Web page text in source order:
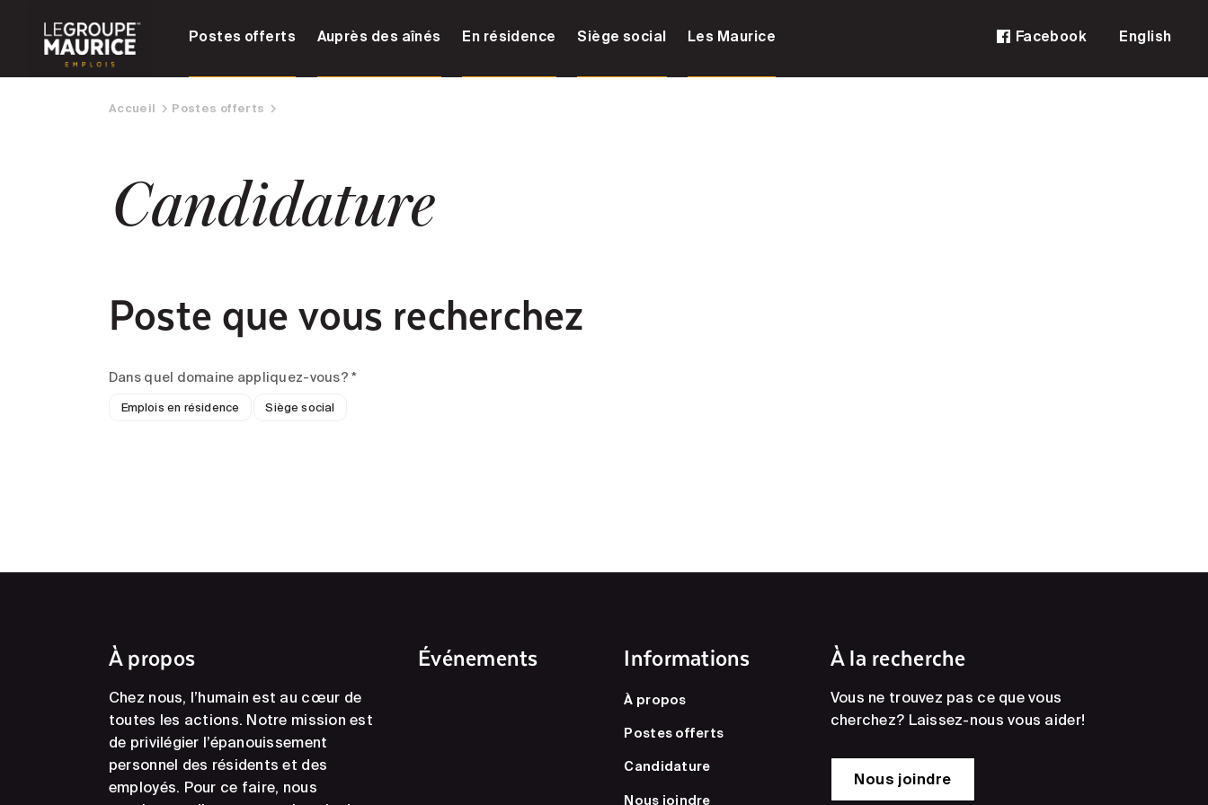
Postes offerts Auprès des aînés En résidence Siège social Les Maurice Facebook English
Accueil Postes offerts
Candidature
Poste que vous recherchez
Dans quel domaine appliquez-vous? *
Emplois en résidence Siège social
À propos
Chez nous, l’humain est au cœur de
toutes les actions. Notre mission est
de privilégier l’épanouissement
personnel des résidents et des
employés. Pour ce faire, nous
Événements Informations
À propos
Postes offerts
Candidature
Nous joindre
À la recherche
Vous ne trouvez pas ce que vous
cherchez? Laissez-nous vous aider!
Nous joindre